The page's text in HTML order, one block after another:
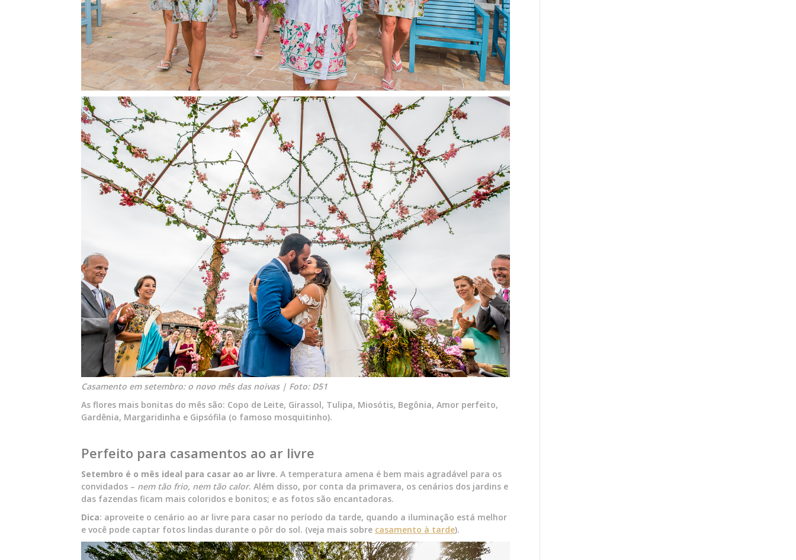
Casamento em setembro: o novo mês das noivas | Foto: D51
As flores mais bonitas do mês são: Copo de Leite, Girassol, Tulipa, Miosótis, Begônia, Amor perfeito,
Gardênia, Margaridinha e Gipsófila (o famoso mosquitinho).
Perfeito para casamentos ao ar livre
Setembro é o mês ideal para casar ao ar livre. A temperatura amena é bem mais agradável para os
convidados – nem tão frio, nem tão calor. Além disso, por conta da primavera, os cenários dos jardins e
das fazendas ficam mais coloridos e bonitos; e as fotos são encantadoras.
Dica: aproveite o cenário ao ar livre para casar no período da tarde, quando a iluminação está melhor
e você pode captar fotos lindas durante o pôr do sol. (veja mais sobre casamento à tarde).